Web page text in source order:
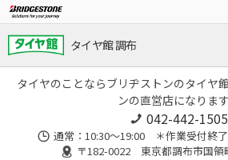
タイヤ館 調布
タイヤのことならブリヂストンのタイヤ
ンの直営店になります
042-442-1505
通常：10:30～19:00 ＊作業受付終了
〒182-0022 東京都調布市国領